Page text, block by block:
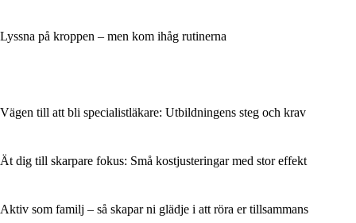
Lyssna på kroppen – men kom ihåg rutinerna
Vägen till att bli specialistläkare: Utbildningens steg och krav
Ät dig till skarpare fokus: Små kostjusteringar med stor effekt
Aktiv som familj – så skapar ni glädje i att röra er tillsammans